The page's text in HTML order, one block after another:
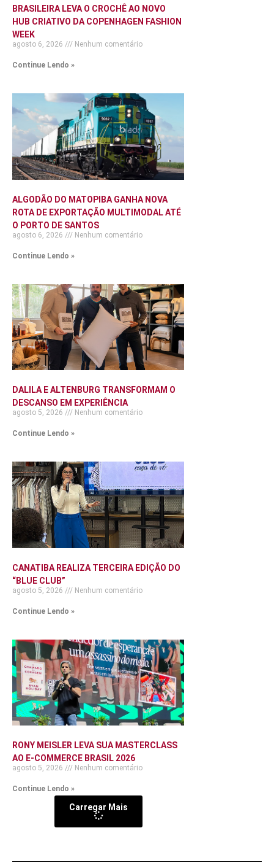
BRASILEIRA LEVA O CROCHÊ AO NOVO
HUB CRIATIVO DA COPENHAGEN FASHION
WEEK
agosto 6, 2026 Nenhum comentário
Continue Lendo »
ALGODÃO DO MATOPIBA GANHA NOVA
ROTA DE EXPORTAÇÃO MULTIMODAL ATÉ
O PORTO DE SANTOS
agosto 6, 2026 Nenhum comentário
Continue Lendo »
DALILA E ALTENBURG TRANSFORMAM O
DESCANSO EM EXPERIÊNCIA
agosto 5, 2026 Nenhum comentário
Continue Lendo »
CANATIBA REALIZA TERCEIRA EDIÇÃO DO
“BLUE CLUB”
agosto 5, 2026 Nenhum comentário
Continue Lendo »
RONY MEISLER LEVA SUA MASTERCLASS
AO E-COMMERCE BRASIL 2026
agosto 5, 2026 Nenhum comentário
Continue Lendo »
Carregar Mais